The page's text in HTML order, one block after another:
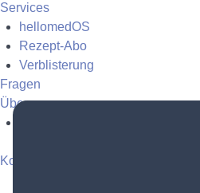
Services
hellomedOS
Rezept-Abo
Verblisterung
Fragen
Über uns
Kostenfrei anmelden